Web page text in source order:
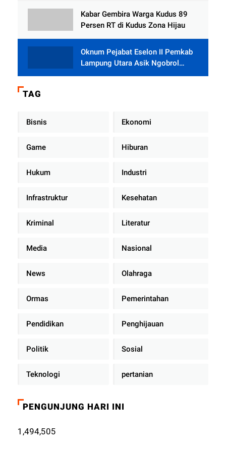
Rumah dari BAZNAS
Kabar Gembira Warga Kudus 89
Persen RT di Kudus Zona Hijau
Oknum Pejabat Eselon II Pemkab
Lampung Utara Asik Ngobrol
Dengan Teman Kencan Wanitanya
TAG
Bisnis Ekonomi
Game Hiburan
Hukum Industri
Infrastruktur Kesehatan
Kriminal Literatur
Media Nasional
News Olahraga
Ormas Pemerintahan
Pendidikan Penghijauan
Politik Sosial
Teknologi pertanian
PENGUNJUNG HARI INI
1,494,505